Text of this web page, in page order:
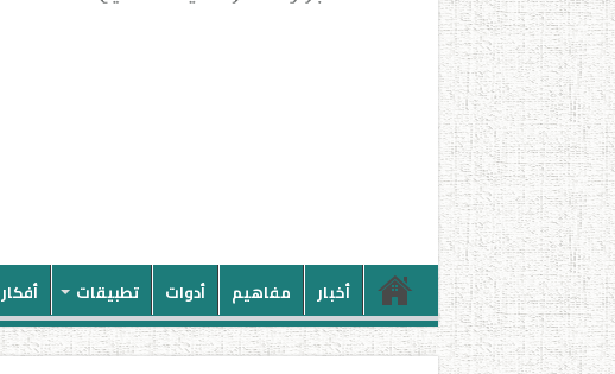
أخبار مفاهيم أدوات تطبيقات أفكار